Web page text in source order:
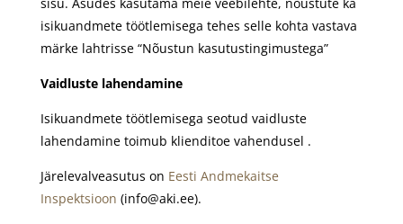
isikuandmete töötlemisega tehes selle kohta vastava
märke lahtrisse “Nõustun kasutustingimustega”
Vaidluste lahendamine
Isikuandmete töötlemisega seotud vaidluste
lahendamine toimub klienditoe vahendusel .
Järelevalveasutus on Eesti Andmekaitse
Inspektsioon (info@aki.ee).